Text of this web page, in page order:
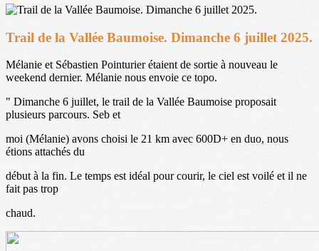
Trail de la Vallée Baumoise. Dimanche 6 juillet 2025.
Mélanie et Sébastien Pointurier étaient de sortie à nouveau le
weekend dernier. Mélanie nous envoie ce topo.
" Dimanche 6 juillet, le trail de la Vallée Baumoise proposait
plusieurs parcours. Seb et
moi (Mélanie) avons choisi le 21 km avec 600D+ en duo, nous
étions attachés du
début à la fin. Le temps est idéal pour courir, le ciel est voilé et il ne
fait pas trop
chaud.